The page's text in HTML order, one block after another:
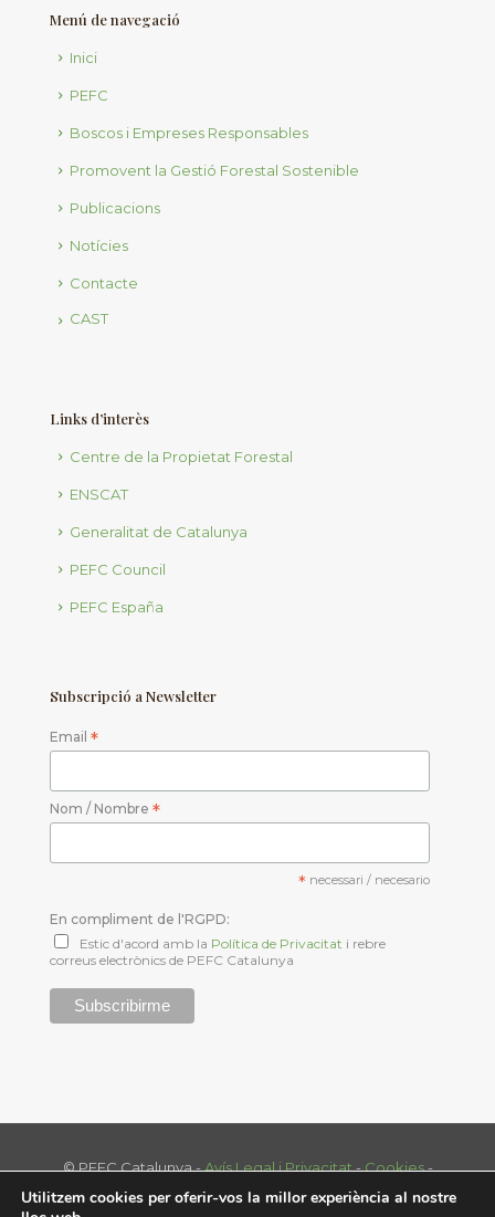
Menú de navegació
Inici
PEFC
Boscos i Empreses Responsables
Promovent la Gestió Forestal Sostenible
Publicacions
Notícies
Contacte
CAST
Links d’interès
Centre de la Propietat Forestal
ENSCAT
Generalitat de Catalunya
PEFC Council
PEFC España
Subscripció a Newsletter
Email *
Nom / Nombre *
*necessari / necesario
En compliment de l'RGPD:
Estic d'acord amb la Política de Privacitat i rebre
correus electrònics de PEFC Catalunya
© PEFC Catalunya -Avís Legal i Privacitat-Cookies-
Tel. 93 574 70 39 - info@pefc.cat
Disenny web:
nextep.es
Utilitzem cookies per oferir-vos la millor experiència al nostre